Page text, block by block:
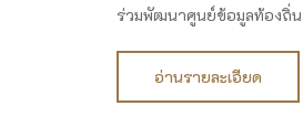
ร่วมพัฒนาศูนย์ข้อมูลท้องถิ่น
อ่านรายละเอียด